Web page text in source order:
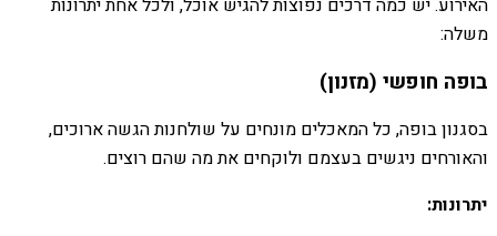
האירוע. יש כמה דרכים נפוצות להגיש אוכל, ולכל אחת יתרונות
משלה:
בופה חופשי (מזנון)
בסגנון בופה, כל המאכלים מונחים על שולחנות הגשה ארוכים,
והאורחים ניגשים בעצמם ולוקחים את מה שהם רוצים.
יתרונות: